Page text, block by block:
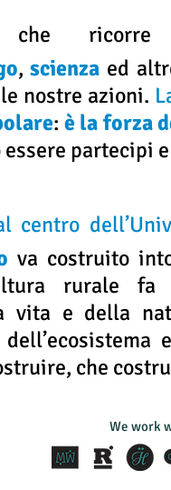
ricorre
,scienza ed
nostre azioni.
: è la forza
partecipi
centro
va costruito
rurale
vita e della
che
We work